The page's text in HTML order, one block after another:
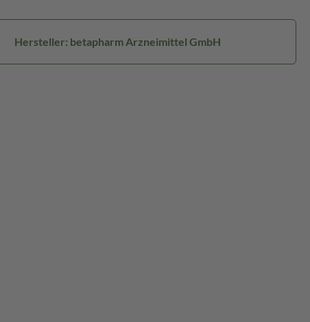
Hersteller: betapharm Arzneimittel GmbH